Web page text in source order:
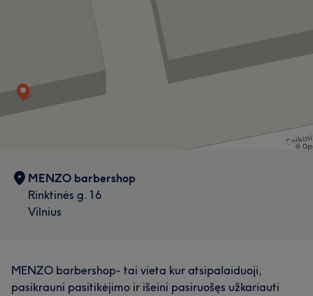
pakilsi su šypsena ir pasitikėjimu.
Darbų galerija
Depiliacija
Darbų galerija
MENZO barbershop
Rinktinės g. 16
Vilnius
MENZO barbershop- tai vieta kur atsipalaiduoji,
pasikrauni pasitikėjimo ir išeini pasiruošęs užkariauti